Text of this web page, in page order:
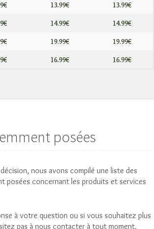
13.99€ 13.99€
14.99€ 14.99€
19.99€ 19.99€
16.99€ 16.99€
posées
nous avons compilé une liste des
posées concernant les produits et services
à votre question ou si vous souhaitez plus
pas à nous contacter à tout moment,